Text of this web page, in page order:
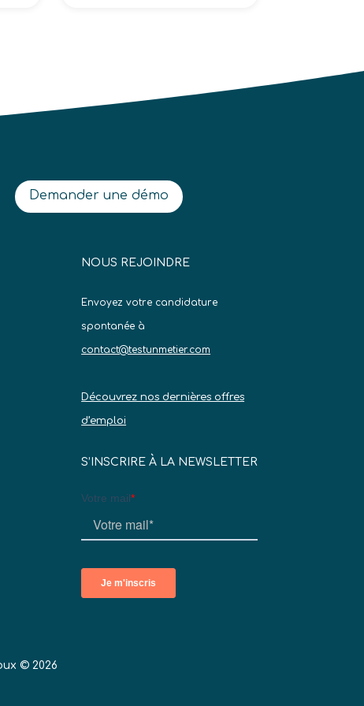
Demander une démo
NOUS REJOINDRE
Envoyez votre candidature
spontanée à
contact@testunmetier.com
Découvrez nos dernières offres
d’emploi
S’INSCRIRE À LA NEWSLETTER
© 2026